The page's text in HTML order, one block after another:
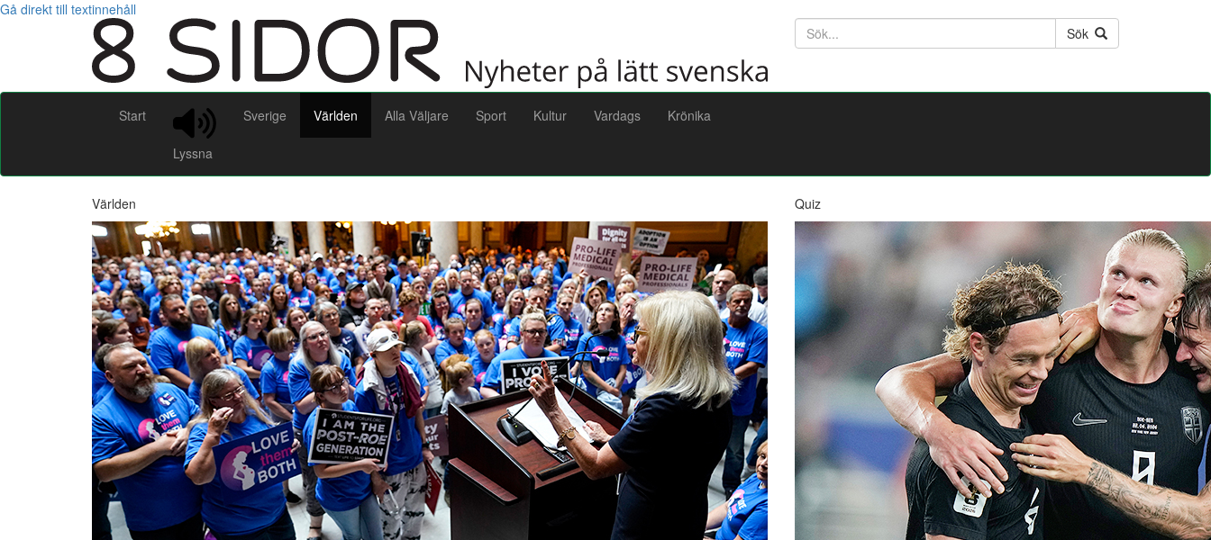
Gå direkt till textinnehåll
Söktext
Sök
Start
Lyssna
Sverige Världen Alla Väljare Sport Kultur Vardags Krönika
Världen Quiz